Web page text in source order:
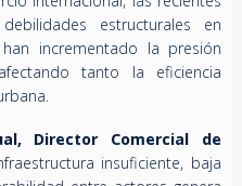
estructurales en
incrementado la presión
tanto la eficiencia
Director Comercial de
insuficiente, baja